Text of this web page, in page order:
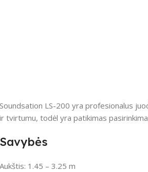
Soundsation LS-200 yra profesionalus
ir tvirtumu, todėl yra patikimas
Savybės
Aukštis: 1.45 – 3.25 m